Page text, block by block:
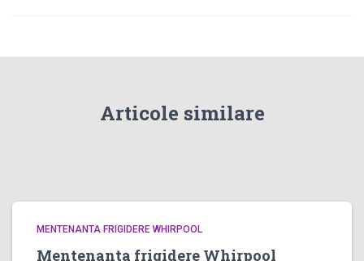
Articole similare
MENTENANTA FRIGIDERE WHIRPOOL
Mentenanta frigidere Whirpool